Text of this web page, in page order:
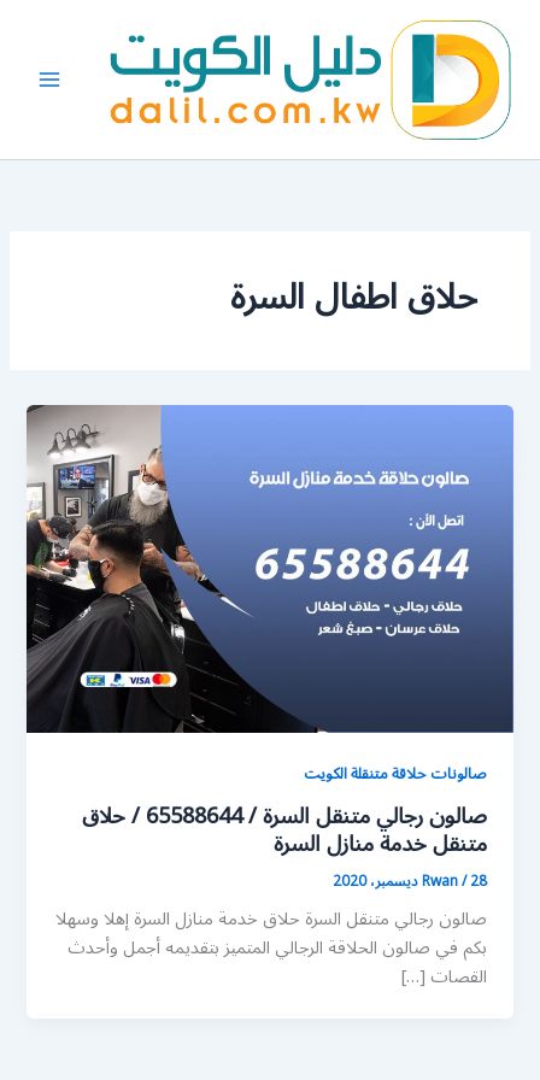
المحتوى
حلاق اطفال السرة
صالونات حلاقة متنقلة الكويت
صالون رجالي متنقل السرة / 65588644 / حلاق
متنقل خدمة منازل السرة
Rwan/28 ديسمبر، 2020
صالون رجالي متنقل السرة حلاق خدمة منازل السرة إهلا وسهلا
بكم في صالون الحلاقة الرجالي المتميز بتقديمه أجمل وأحدث
القصات […]